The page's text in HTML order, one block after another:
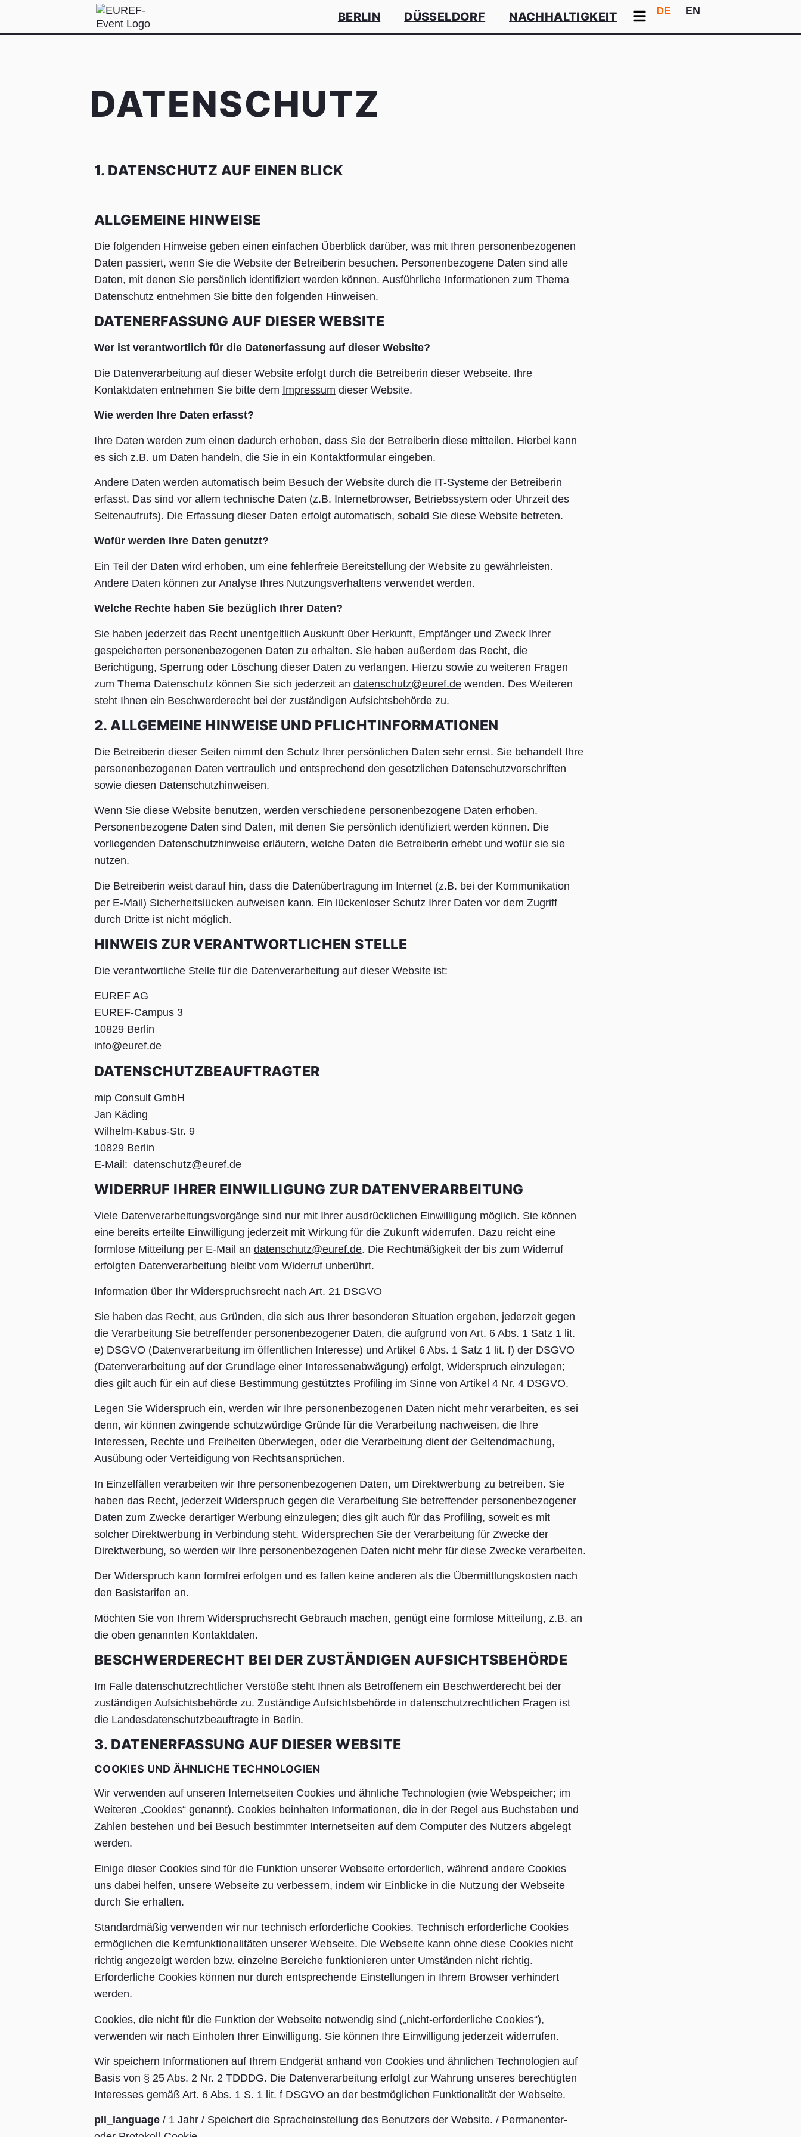
BERLIN DÜSSELDORF NACHHALTIGKEIT DE EN
DATENSCHUTZ
1. DATENSCHUTZ AUF EINEN BLICK
ALLGEMEINE HINWEISE
Die folgenden Hinweise geben einen einfachen Überblick darüber, was mit Ihren personenbezogenen
Daten passiert, wenn Sie die Website der Betreiberin besuchen. Personenbezogene Daten sind alle
Daten, mit denen Sie persönlich identifiziert werden können. Ausführliche Informationen zum Thema
Datenschutz entnehmen Sie bitte den folgenden Hinweisen.
DATENERFASSUNG AUF DIESER WEBSITE
Wer ist verantwortlich für die Datenerfassung auf dieser Website?
Die Datenverarbeitung auf dieser Website erfolgt durch die Betreiberin dieser Webseite. Ihre
Kontaktdaten entnehmen Sie bitte dem Impressum dieser Website.
Wie werden Ihre Daten erfasst?
Ihre Daten werden zum einen dadurch erhoben, dass Sie der Betreiberin diese mitteilen. Hierbei kann
es sich z.B. um Daten handeln, die Sie in ein Kontaktformular eingeben.
Andere Daten werden automatisch beim Besuch der Website durch die IT-Systeme der Betreiberin
erfasst. Das sind vor allem technische Daten (z.B. Internetbrowser, Betriebssystem oder Uhrzeit des
Seitenaufrufs). Die Erfassung dieser Daten erfolgt automatisch, sobald Sie diese Website betreten.
Wofür werden Ihre Daten genutzt?
Ein Teil der Daten wird erhoben, um eine fehlerfreie Bereitstellung der Website zu gewährleisten.
Andere Daten können zur Analyse Ihres Nutzungsverhaltens verwendet werden.
Welche Rechte haben Sie bezüglich Ihrer Daten?
Sie haben jederzeit das Recht unentgeltlich Auskunft über Herkunft, Empfänger und Zweck Ihrer
gespeicherten personenbezogenen Daten zu erhalten. Sie haben außerdem das Recht, die
Berichtigung, Sperrung oder Löschung dieser Daten zu verlangen. Hierzu sowie zu weiteren Fragen
zum Thema Datenschutz können Sie sich jederzeit an datenschutz@euref.dewenden. Des Weiteren
steht Ihnen ein Beschwerderecht bei der zuständigen Aufsichtsbehörde zu.
2. ALLGEMEINE HINWEISE UND PFLICHTINFORMATIONEN
Die Betreiberin dieser Seiten nimmt den Schutz Ihrer persönlichen Daten sehr ernst. Sie behandelt Ihre
personenbezogenen Daten vertraulich und entsprechend den gesetzlichen Datenschutzvorschriften
sowie diesen Datenschutzhinweisen.
Wenn Sie diese Website benutzen, werden verschiedene personenbezogene Daten erhoben.
Personenbezogene Daten sind Daten, mit denen Sie persönlich identifiziert werden können. Die
vorliegenden Datenschutzhinweise erläutern, welche Daten die Betreiberin erhebt und wofür sie sie
nutzen.
Die Betreiberin weist darauf hin, dass die Datenübertragung im Internet (z.B. bei der Kommunikation
per E-Mail) Sicherheitslücken aufweisen kann. Ein lückenloser Schutz Ihrer Daten vor dem Zugriff
durch Dritte ist nicht möglich.
HINWEIS ZUR VERANTWORTLICHEN STELLE
Die verantwortliche Stelle für die Datenverarbeitung auf dieser Website ist:
EUREF AG
EUREF-Campus 3
10829 Berlin
info@euref.de
DATENSCHUTZBEAUFTRAGTER
mip Consult GmbH
Jan Käding
Wilhelm-Kabus-Str. 9
10829 Berlin
E-Mail: datenschutz@euref.de
WIDERRUF IHRER EINWILLIGUNG ZUR DATENVERARBEITUNG
Viele Datenverarbeitungsvorgänge sind nur mit Ihrer ausdrücklichen Einwilligung möglich. Sie können
eine bereits erteilte Einwilligung jederzeit mit Wirkung für die Zukunft widerrufen. Dazu reicht eine
formlose Mitteilung per E-Mail an datenschutz@euref.de. Die Rechtmäßigkeit der bis zum Widerruf
erfolgten Datenverarbeitung bleibt vom Widerruf unberührt.
Information über Ihr Widerspruchsrecht nach Art. 21 DSGVO
Sie haben das Recht, aus Gründen, die sich aus Ihrer besonderen Situation ergeben, jederzeit gegen
die Verarbeitung Sie betreffender personenbezogener Daten, die aufgrund von Art. 6 Abs. 1 Satz 1 lit.
e) DSGVO (Datenverarbeitung im öffentlichen Interesse) und Artikel 6 Abs. 1 Satz 1 lit. f) der DSGVO
(Datenverarbeitung auf der Grundlage einer Interessenabwägung) erfolgt, Widerspruch einzulegen;
dies gilt auch für ein auf diese Bestimmung gestütztes Profiling im Sinne von Artikel 4 Nr. 4 DSGVO.
Legen Sie Widerspruch ein, werden wir Ihre personenbezogenen Daten nicht mehr verarbeiten, es sei
denn, wir können zwingende schutzwürdige Gründe für die Verarbeitung nachweisen, die Ihre
Interessen, Rechte und Freiheiten überwiegen, oder die Verarbeitung dient der Geltendmachung,
Ausübung oder Verteidigung von Rechtsansprüchen.
In Einzelfällen verarbeiten wir Ihre personenbezogenen Daten, um Direktwerbung zu betreiben. Sie
haben das Recht, jederzeit Widerspruch gegen die Verarbeitung Sie betreffender personenbezogener
Daten zum Zwecke derartiger Werbung einzulegen; dies gilt auch für das Profiling, soweit es mit
solcher Direktwerbung in Verbindung steht. Widersprechen Sie der Verarbeitung für Zwecke der
Direktwerbung, so werden wir Ihre personenbezogenen Daten nicht mehr für diese Zwecke verarbeiten.
Der Widerspruch kann formfrei erfolgen und es fallen keine anderen als die Übermittlungskosten nach
den Basistarifen an.
Möchten Sie von Ihrem Widerspruchsrecht Gebrauch machen, genügt eine formlose Mitteilung, z.B. an
die oben genannten Kontaktdaten.
BESCHWERDERECHT BEI DER ZUSTÄNDIGEN AUFSICHTSBEHÖRDE
Im Falle datenschutzrechtlicher Verstöße steht Ihnen als Betroffenem ein Beschwerderecht bei der
zuständigen Aufsichtsbehörde zu. Zuständige Aufsichtsbehörde in datenschutzrechtlichen Fragen ist
die Landesdatenschutzbeauftragte in Berlin.
3. DATENERFASSUNG AUF DIESER WEBSITE
COOKIES UND ÄHNLICHE TECHNOLOGIEN
Wir verwenden auf unseren Internetseiten Cookies und ähnliche Technologien (wie Webspeicher; im
Weiteren „Cookies“ genannt). Cookies beinhalten Informationen, die in der Regel aus Buchstaben und
Zahlen bestehen und bei Besuch bestimmter Internetseiten auf dem Computer des Nutzers abgelegt
werden.
Einige dieser Cookies sind für die Funktion unserer Webseite erforderlich, während andere Cookies
uns dabei helfen, unsere Webseite zu verbessern, indem wir Einblicke in die Nutzung der Webseite
durch Sie erhalten.
Standardmäßig verwenden wir nur technisch erforderliche Cookies. Technisch erforderliche Cookies
ermöglichen die Kernfunktionalitäten unserer Webseite. Die Webseite kann ohne diese Cookies nicht
richtig angezeigt werden bzw. einzelne Bereiche funktionieren unter Umständen nicht richtig.
Erforderliche Cookies können nur durch entsprechende Einstellungen in Ihrem Browser verhindert
werden.
Cookies, die nicht für die Funktion der Webseite notwendig sind („nicht-erforderliche Cookies“),
verwenden wir nach Einholen Ihrer Einwilligung. Sie können Ihre Einwilligung jederzeit widerrufen.
Wir speichern Informationen auf Ihrem Endgerät anhand von Cookies und ähnlichen Technologien auf
Basis von § 25 Abs. 2 Nr. 2 TDDDG. Die Datenverarbeitung erfolgt zur Wahrung unseres berechtigten
Interesses gemäß Art. 6 Abs. 1 S. 1 lit. f DSGVO an der bestmöglichen Funktionalität der Webseite.
pll_language/ 1 Jahr / Speichert die Spracheinstellung des Benutzers der Website. / Permanenter-